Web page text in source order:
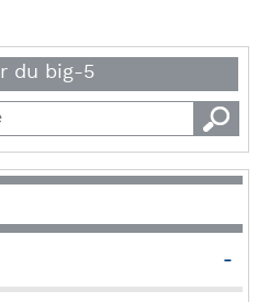
du big-5
-